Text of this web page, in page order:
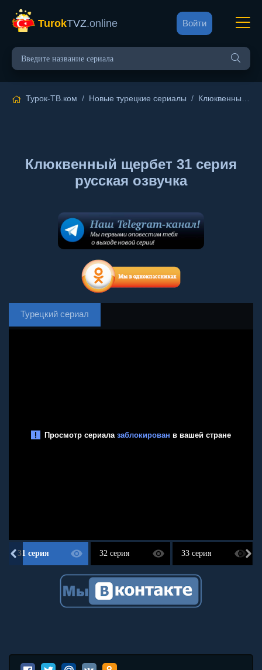
TurokTVZ.online Войти
Турок-ТВ.ком / Новые турецкие сериалы / Клюквенный щербет
Клюквенный щербет 31 серия
русская озвучка
Турецкий сериал
31 серия 32 серия 33 серия